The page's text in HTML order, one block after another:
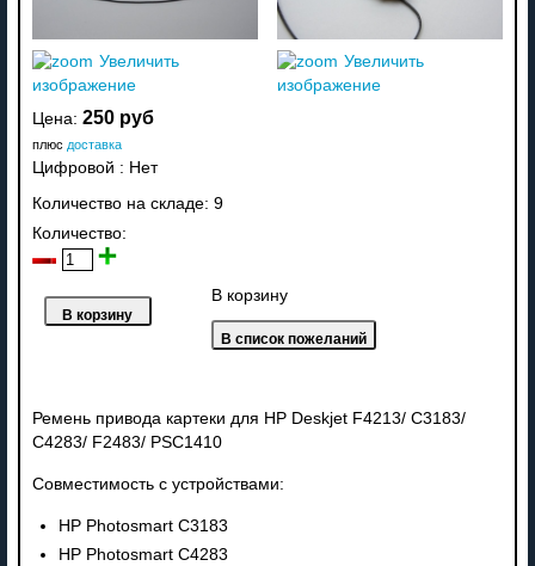
Увеличить
изображение
Увеличить
изображение
Цена: 250 руб
плюс доставка
Цифровой : Нет
Количество на складе: 9
Количество:
В корзину
Ремень привода картеки для HP Deskjet F4213/ C3183/
C4283/ F2483/ PSC1410
Совместимость с устройствами:
HP Photosmart C3183
HP Photosmart C4283